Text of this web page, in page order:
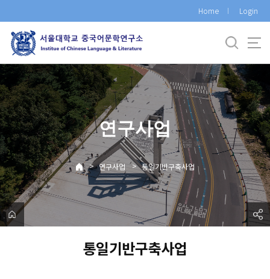
로
메
뉴
Home Login
연구사업
> 연구사업 > 통일기반구축사업
통일기반구축사업